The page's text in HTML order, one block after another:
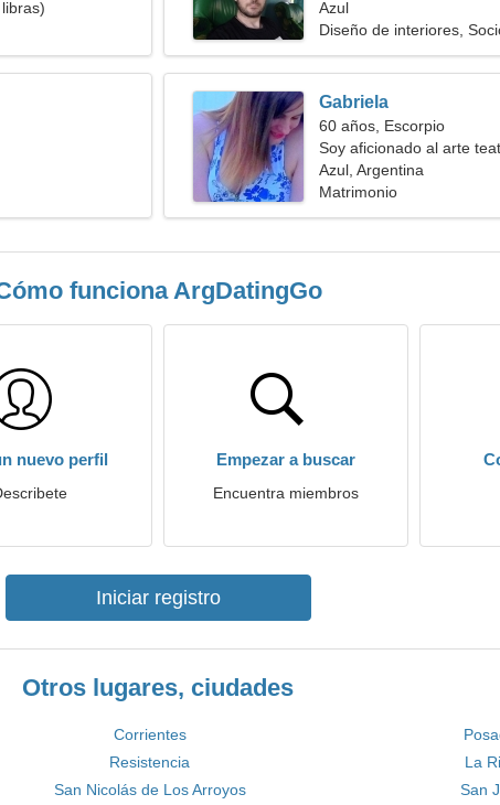
Azul
Diseño de interiores,
Gabriela
60 años, Escorpio
Soy aficionado al arte
Azul, Argentina
Matrimonio
funciona ArgDatingGo
nuevo perfil Empezar a buscar
Encuentra miembros
Iniciar registro
Otros lugares, ciudades
Corrientes
Resistencia
La
San Nicolás de Los Arroyos San